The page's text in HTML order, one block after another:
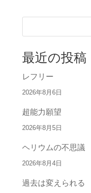
最近の投稿
レフリー
2026年8月6日
超能力願望
2026年8月5日
ヘリウムの不思議
2026年8月4日
過去は変えられる